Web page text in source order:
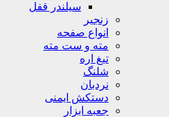
سیلندر قفل
زنجیر
انواع صفحه
مته و ست مته
تیغ اره
شلنگ
نردبان
دستکش ایمنی
جعبه ابزار